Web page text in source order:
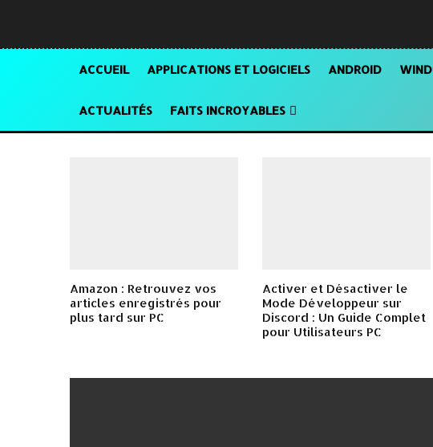
ACCUEIL APPLICATIONS ET LOGICIELS ANDROID
ACTUALITÉS FAITS INCROYABLES
Amazon : Retrouvez vos
articles enregistrés pour
plus tard sur PC
Activer et Désactiver le
Mode Développeur sur
Discord : Un Guide Complet
pour Utilisateurs PC